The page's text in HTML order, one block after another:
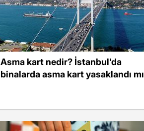
Asma kart nedir? İstanbul'da
binalarda asma kart yasaklandı